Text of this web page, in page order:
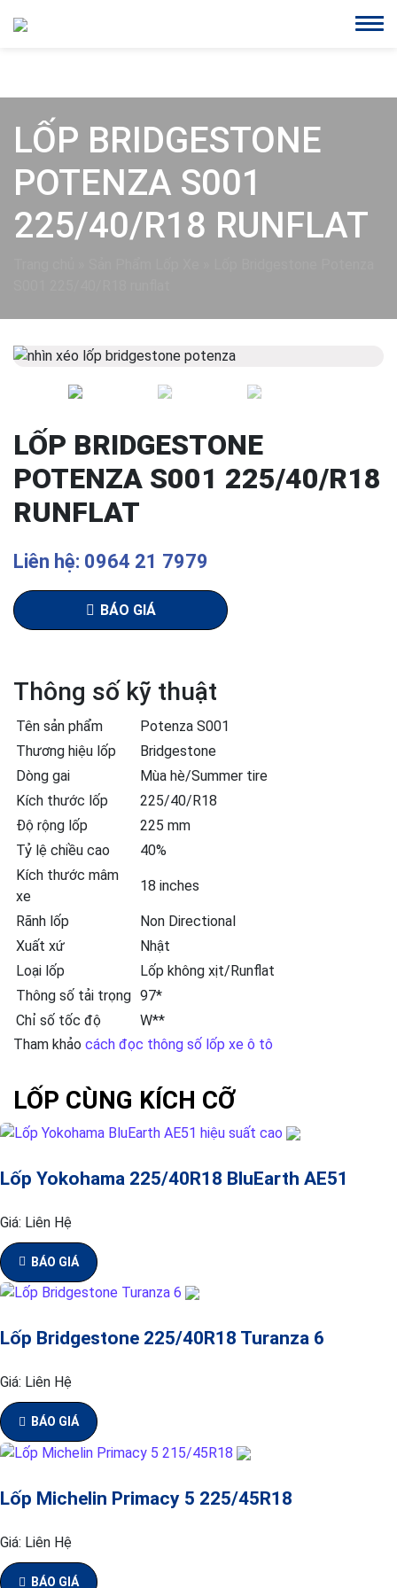
LỐP BRIDGESTONE
POTENZA S001
225/40/R18 RUNFLAT
Previous
LỐP BRIDGESTONE
POTENZA S001 225/40/R18
RUNFLAT
Liên hệ: 0964 21 7979
BÁO GIÁ
Thông số kỹ thuật
Tên sản phẩm
Potenza S001
Thương hiệu lốp
Bridgestone
Dòng gai
Mùa hè/Summer tire
Kích thước lốp
225/40/R18
Độ rộng lốp
225 mm
Tỷ lệ chiều cao
40%
Kích thước mâm
xe
18 inches
Rãnh lốp
Non Directional
Xuất xứ
Nhật
Loại lốp
Lốp không xịt/Runflat
Thông số tải trọng 97*
Chỉ số tốc độ
W**
Tham khảo cách đọc thông số lốp xe ô tô
LỐP CÙNG KÍCH CỠ
Lốp Yokohama 225/40R18 BluEarth AE51
Giá: Liên Hệ
BÁO GIÁ
Lốp Bridgestone 225/40R18 Turanza 6
Giá: Liên Hệ
BÁO GIÁ
Lốp Michelin Primacy 5 225/45R18
Giá: Liên Hệ
BÁO GIÁ